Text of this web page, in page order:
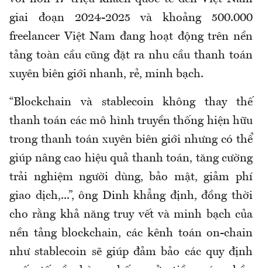
giai đoạn 2024-2025 và khoảng 500.000
freelancer Việt Nam đang hoạt động trên nền
tảng toàn cầu cũng đặt ra nhu cầu thanh toán
xuyên biên giới nhanh, rẻ, minh bạch.
“Blockchain và stablecoin không thay thế
thanh toán các mô hình truyền thống hiện hữu
trong thanh toán xuyên biên giới nhưng có thể
giúp nâng cao hiệu quả thanh toán, tăng cường
trải nghiệm người dùng, bảo mật, giảm phí
giao dịch,...”, ông Dinh khẳng định, đồng thời
cho rằng khả năng truy vết và minh bạch của
nền tảng blockchain, các kênh toán on-chain
như stablecoin sẽ giúp đảm bảo các quy định